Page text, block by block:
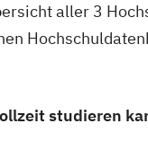
aller 3
studieren